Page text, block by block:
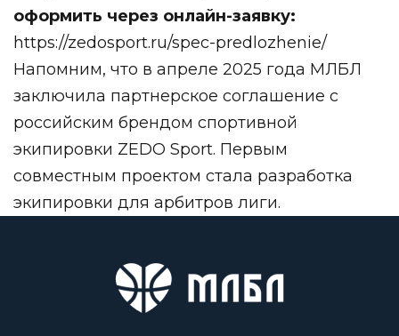
оформить через онлайн-заявку:
https://zedosport.ru/spec-predlozhenie/
Напомним, что в апреле 2025 года МЛБЛ
заключила партнерское соглашение с
российским брендом спортивной
экипировки ZEDO Sport. Первым
совместным проектом стала разработка
экипировки для арбитров лиги.